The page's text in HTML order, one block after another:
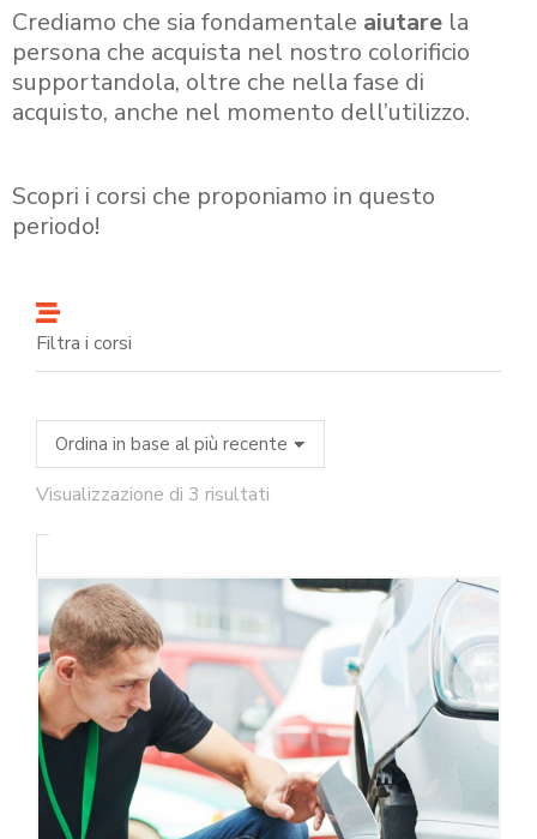
Crediamo che sia fondamentale aiutare la
persona che acquista nel nostro colorificio
supportandola, oltre che nella fase di
acquisto, anche nel momento dell’utilizzo.
Scopri i corsi che proponiamo in questo
periodo!
Filtra i corsi
Visualizzazione di 3 risultati